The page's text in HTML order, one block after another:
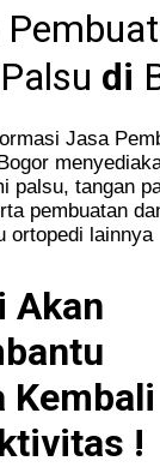
di
Jasa
palsu, tangan
pembuatan
ortopedi lainnya
Akan
Kembali
!